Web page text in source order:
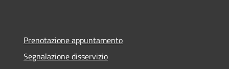
Prenotazione appuntamento
Segnalazione disservizio